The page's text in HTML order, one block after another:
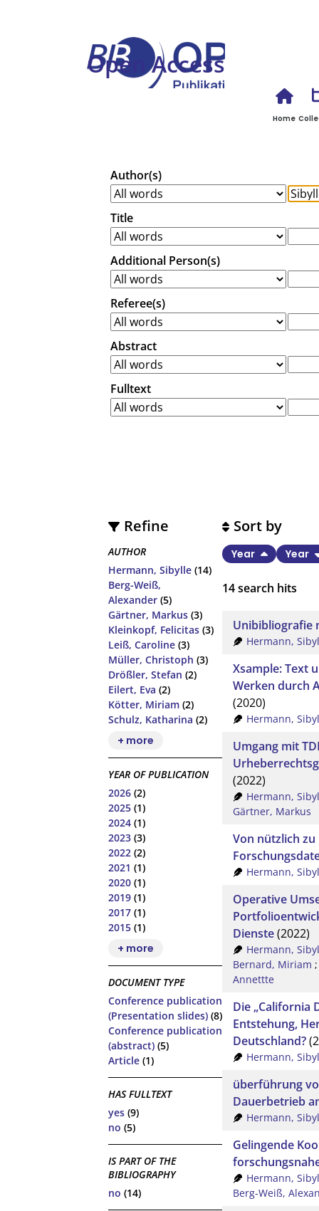
Open Access
Home
Author(s)
Title
Additional Person(s)
Referee(s)
Abstract
Fulltext
Refine
AUTHOR
Hermann, Sibylle (14)
Berg-Weiß,
Alexander (5)
Gärtner, Markus (3)
Kleinkopf, Felicitas (3)
Leiß, Caroline (3)
Müller, Christoph (3)
Drößler, Stefan (2)
Eilert, Eva (2)
Kötter, Miriam (2)
Schulz, Katharina (2)
+ more
YEAR OF PUBLICATION
2026 (2)
2025 (1)
2024 (1)
2023 (3)
2022 (2)
2021 (1)
2020 (1)
2019 (1)
2017 (1)
2015 (1)
+ more
DOCUMENT TYPE
Conference publication
(Presentation slides) (8)
Conference publication
(abstract) (5)
Article (1)
HAS FULLTEXT
yes (9)
no (5)
IS PART OF THE
BIBLIOGRAPHY
no (14)
14search hits
Sort by
Year Year
Unibibliografie
Hermann,
Xsample: Text
Werken durch
(2020)
Hermann,
Umgang mit
(2022)
Hermann,
Gärtner, Markus
Von nützlich
Hermann,
Operative
Dienste(2022)
Hermann,
Bernard, Miriam
Annettte
Die „California
Entstehung,
Deutschland?
Hermann,
überführung
Dauerbetrieb
Hermann,
Gelingende
Hermann,
Berg-Weiß,